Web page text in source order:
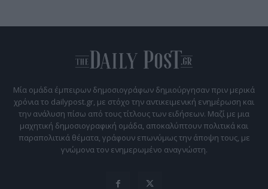
Μία ομάδα έμπειρων δημοσιογράφων δημιούργησαν πριν μερικά
χρόνια το dailypost.gr, με στόχο την αντικειμενική ενημέρωση και
την ανάλυση πίσω από τους τίτλους των ειδήσεων. Μαζί με μια
μαχητική δημοσιογραφική ομάδα, αποκαλύπτουν πολιτικά και
παραπολιτικά θέματα, γράφουν επωνύμως την άποψη τους, με
γνώμονα τον ενημερωμένο αναγνώστη.